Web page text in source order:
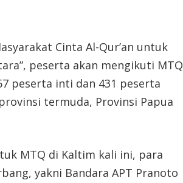
Cinta Al-Qur’an untuk
peserta akan mengikuti MTQ
peserta inti dan 431 peserta
termuda, Provinsi Papua
MTQ di Kaltim kali ini, para
yakni Bandara APT Pranoto